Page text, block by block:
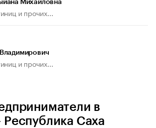
Михайловна
и прочих...
и прочих...
в
Саха